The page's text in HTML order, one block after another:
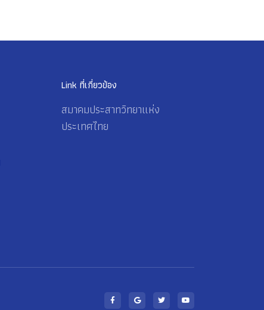
Link ที่เกี่ยวข้อง
สมาคมประสาทวิทยาแห่ง
ประเทศไทย